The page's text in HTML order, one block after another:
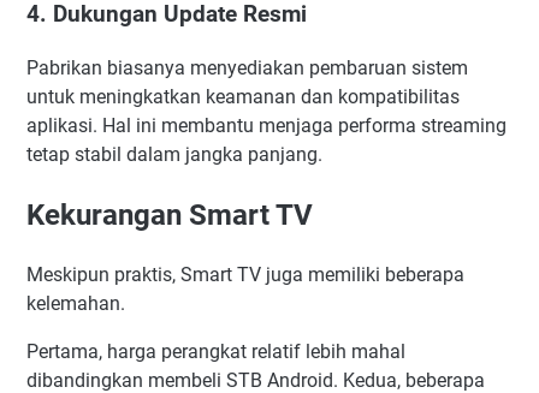
4. Dukungan Update Resmi
Pabrikan biasanya menyediakan pembaruan sistem
untuk meningkatkan keamanan dan kompatibilitas
aplikasi. Hal ini membantu menjaga performa streaming
tetap stabil dalam jangka panjang.
Kekurangan Smart TV
Meskipun praktis, Smart TV juga memiliki beberapa
kelemahan.
Pertama, harga perangkat relatif lebih mahal
dibandingkan membeli STB Android. Kedua, beberapa